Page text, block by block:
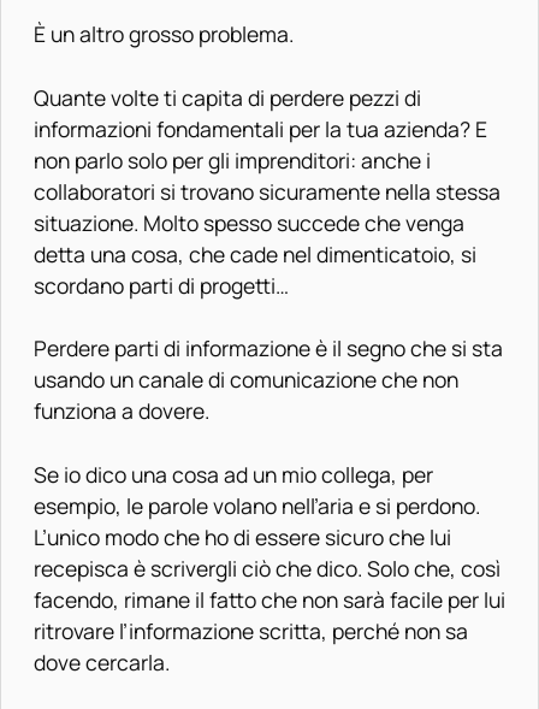
È un altro grosso problema.
Quante volte ti capita di perdere pezzi di
informazioni fondamentali per la tua azienda? E
non parlo solo per gli imprenditori: anche i
collaboratori si trovano sicuramente nella stessa
situazione. Molto spesso succede che venga
detta una cosa, che cade nel dimenticatoio, si
scordano parti di progetti…
Perdere parti di informazione è il segno che si sta
usando un canale di comunicazione che non
funziona a dovere.
Se io dico una cosa ad un mio collega, per
esempio, le parole volano nell’aria e si perdono.
L’unico modo che ho di essere sicuro che lui
recepisca è scrivergli ciò che dico. Solo che, così
facendo, rimane il fatto che non sarà facile per lui
ritrovare l’informazione scritta, perché non sa
dove cercarla.